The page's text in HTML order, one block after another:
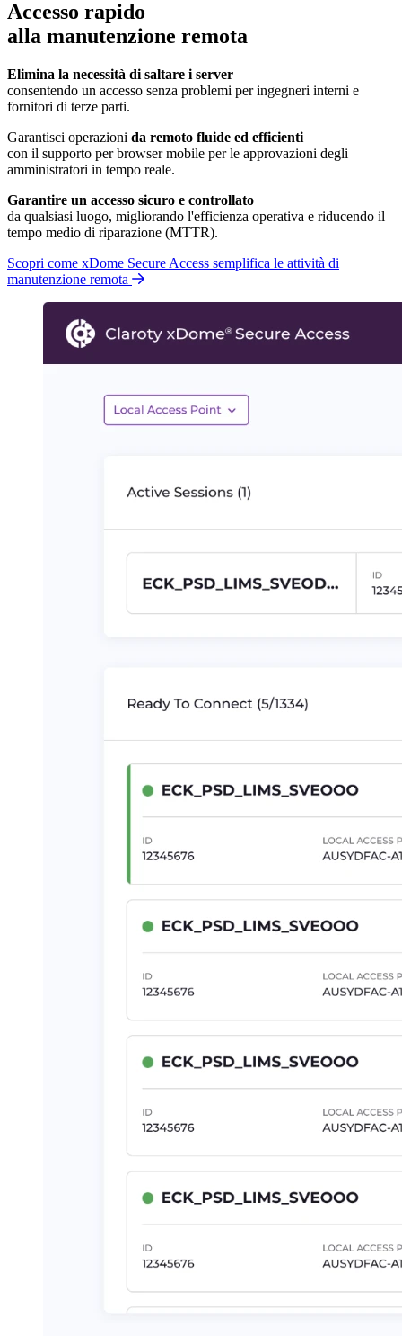
Accesso rapido
alla manutenzione remota
Elimina la necessità di saltare i server
consentendo un accesso senza problemi per ingegneri interni e
fornitori di terze parti.
Garantisci operazioni da remoto fluide ed efficienti
con il supporto per browser mobile per le approvazioni degli
amministratori in tempo reale.
Garantire un accesso sicuro e controllato
da qualsiasi luogo, migliorando l'efficienza operativa e riducendo il
tempo medio di riparazione (MTTR).
Scopri come xDome Secure Access semplifica le attività di
manutenzione remota